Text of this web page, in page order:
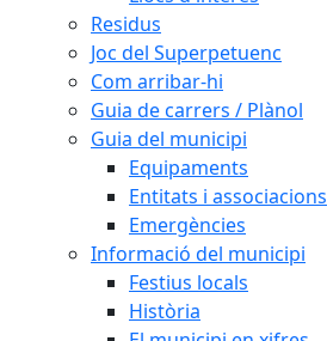
Residus
Joc del Superpetuenc
Com arribar-hi
Guia de carrers / Plànol
Guia del municipi
Equipaments
Entitats i associacions
Emergències
Informació del municipi
Festius locals
Història